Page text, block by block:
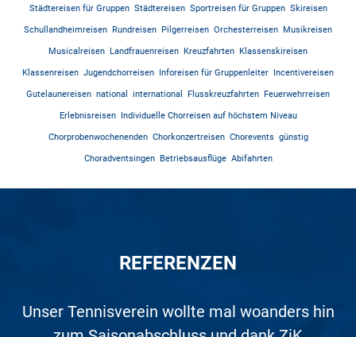
Städtereisen für Gruppen Städtereisen Sportreisen für Gruppen Skireisen
Schullandheimreisen Rundreisen Pilgerreisen Orchesterreisen Musikreisen
Musicalreisen Landfrauenreisen Kreuzfahrten Klassenskireisen
Klassenreisen Jugendchorreisen Inforeisen für Gruppenleiter Incentivereisen
Gutelaunereisen national international Flusskreuzfahrten Feuerwehrreisen
Erlebnisreisen Individuelle Chorreisen auf höchstem Niveau
Chorprobenwochenenden Chorkonzertreisen Chorevents günstig
Choradventsingen Betriebsausflüge Abifahrten
REFERENZEN
Unser Tennisverein wollte mal woanders hin
Wir waren zum 2. Mal in Rom. Die
Toller Veranstalter, tolle Reise mit gutem
Was soll ich sagen? Es geht kaum
Super Beratung. Unsere USA/Kanada-
Auf den Nenner gebracht, war dieser Ausflug